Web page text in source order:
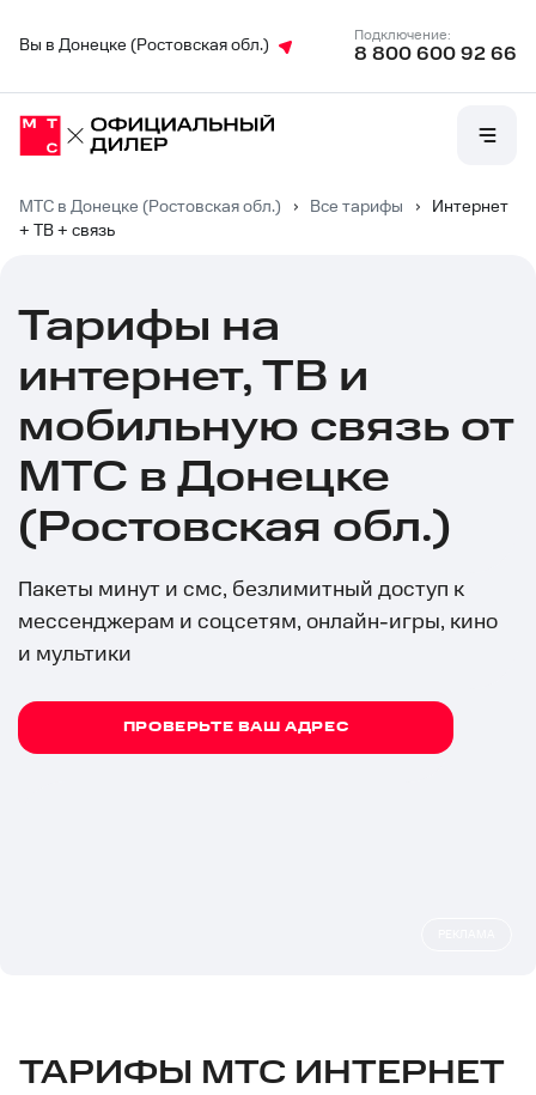
Вы в Донецке (Ростовская обл.)
Подключение:
8 800 600 92 66
МТС в Донецке (Ростовская обл.) › Все тарифы ›
Интернет
+ ТВ + связь
Тарифы на
интернет, ТВ и
мобильную связь от
МТС в Донецке
(Ростовская обл.)
Пакеты минут и смс, безлимитный доступ к
мессенджерам и соцсетям, онлайн-игры, кино
и мультики
ПРОВЕРЬТЕ ВАШ АДРЕС
ТАРИФЫ МТС ИНТЕРНЕТ